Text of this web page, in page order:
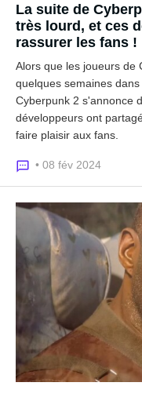
La suite de
très lourd, et ces
rassurer les fans !
Alors que les joueurs de
quelques semaines
Cyberpunk 2 s'annonce
développeurs ont
faire plaisir aux fans.
• 08 fév 2024